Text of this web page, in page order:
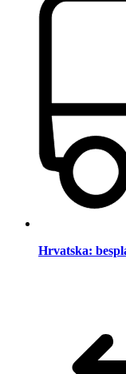
Hrvatska: